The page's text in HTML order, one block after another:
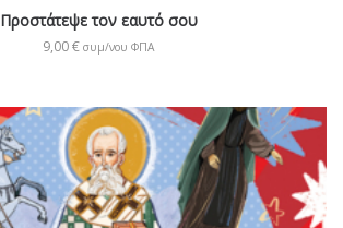
Προστάτεψε τον εαυτό σου
9,00€ συμ/νου ΦΠΑ